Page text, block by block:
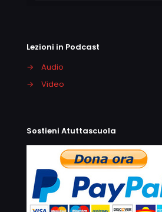
Lezioni in Podcast
→
Audio
→
Video
Sostieni Atuttascuola